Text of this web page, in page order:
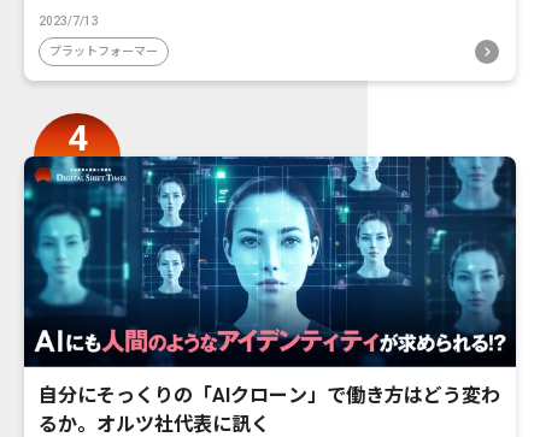
2023/7/13
プラットフォーマー
自分にそっくりの「AIクローン」で働き方はどう変わ
るか。オルツ社代表に訊く